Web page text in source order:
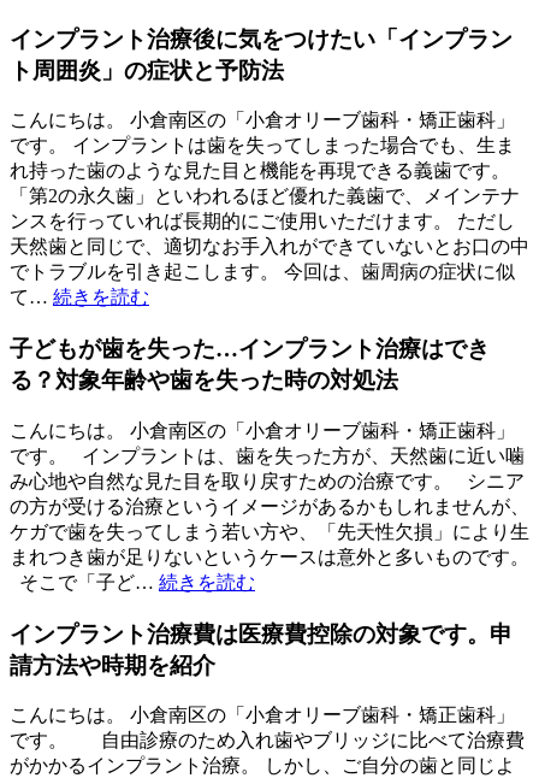
インプラント治療後に気をつけたい「インプラン
ト周囲炎」の症状と予防法
こんにちは。 小倉南区の「小倉オリーブ歯科・矯正歯科」
です。 インプラントは歯を失ってしまった場合でも、生ま
れ持った歯のような見た目と機能を再現できる義歯です。
「第2の永久歯」といわれるほど優れた義歯で、メインテナ
ンスを行っていれば長期的にご使用いただけます。 ただし
天然歯と同じで、適切なお手入れができていないとお口の中
でトラブルを引き起こします。 今回は、歯周病の症状に似
て… 続きを読む
子どもが歯を失った…インプラント治療はでき
る？対象年齢や歯を失った時の対処法
こんにちは。 小倉南区の「小倉オリーブ歯科・矯正歯科」
です。 インプラントは、歯を失った方が、天然歯に近い噛
み心地や自然な見た目を取り戻すための治療です。 シニア
の方が受ける治療というイメージがあるかもしれませんが、
ケガで歯を失ってしまう若い方や、「先天性欠損」により生
まれつき歯が足りないというケースは意外と多いものです。
そこで「子ど… 続きを読む
インプラント治療費は医療費控除の対象です。申
請方法や時期を紹介
こんにちは。 小倉南区の「小倉オリーブ歯科・矯正歯科」
です。 自由診療のため入れ歯やブリッジに比べて治療費
がかかるインプラント治療。 しかし、ご自分の歯と同じよ